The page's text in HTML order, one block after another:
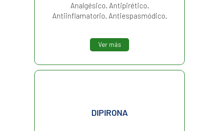
Analgésico. Antipirético.
Antiinflamatorio. Antiespasmódico.
Ver más
DIPIRONA